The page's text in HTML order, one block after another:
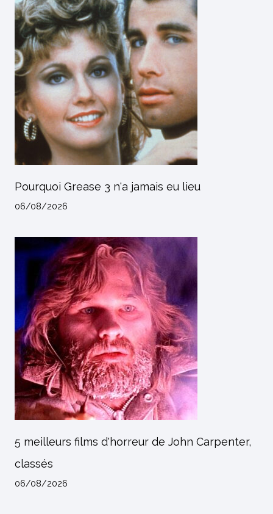
Pourquoi Grease 3 n'a jamais eu lieu
06/08/2026
5 meilleurs films d'horreur de John Carpenter,
classés
06/08/2026